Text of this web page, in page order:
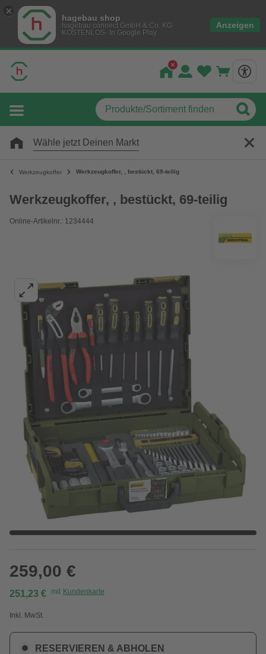
hagebau shop
hagebau connect GmbH & Co. KG
KOSTENLOS- In Google Play
Anzeigen
Wähle jetzt Deinen Markt
Werkzeugkoffer Werkzeugkoffer, , bestückt, 69-teilig
Werkzeugkoffer, , bestückt, 69-teilig
Online-Artikelnr.: 1234444
259,00 €
251,23 € mit Kundenkarte
Inkl. MwSt.
RESERVIEREN & ABHOLEN